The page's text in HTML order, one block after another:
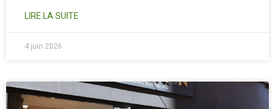
LIRE LA SUITE
4 juin 2026